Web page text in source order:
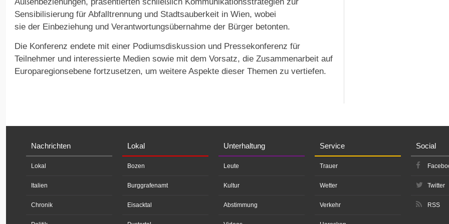
Sensibilisierung für Abfalltrennung und Stadtsauberkeit in Wien, wobei
sie der Einbeziehung und Verantwortungsübernahme der Bürger betonten.
Die Konferenz endete mit einer Podiumsdiskussion und Pressekonferenz für
Teilnehmer und interessierte Medien sowie mit dem Vorsatz, die Zusammenarbeit auf
Europaregionsebene fortzusetzen, um weitere Aspekte dieser Themen zu vertiefen.
Nachrichten
Lokal
Italien
Chronik
Lokal
Bozen
Burggrafenamt
Eisacktal
Unterhaltung
Leute
Kultur
Abstimmung
Service
Trauer
Wetter
Verkehr
Social
Twitter
RSS